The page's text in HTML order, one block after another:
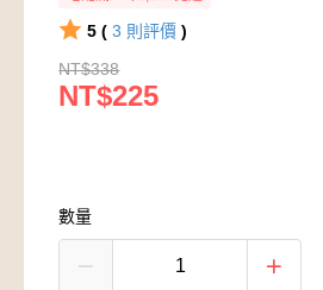
5 ( 3 則評價 )
NT$338
NT$225
數量